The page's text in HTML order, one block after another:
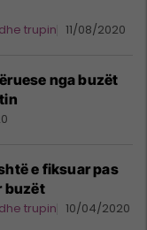
trupin 11/08/2020
nga buzët
e fiksuar pas
buzët
trupin 10/04/2020